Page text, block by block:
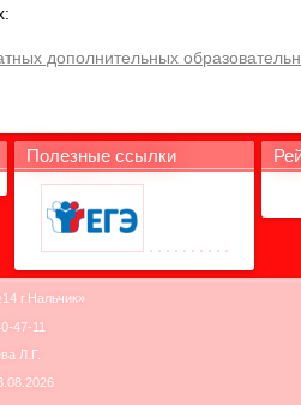
дополнительных
Полезные ссылки
г.Нальчик»
47-11
Л.Г.